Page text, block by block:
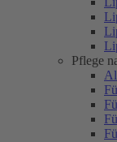
Pflege